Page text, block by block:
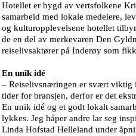
Hotellet er bygd av vertsfolkene
samarbeid med lokale medeiere,
og kulturopplevelsene hotellet
de en del av merkevaren Den
reiselivsaktører på Inderøy som
En unik idé
– Reiselivsnæringen er svært viktig
tider for bransjen, derfor er det
En unik idé og et godt lokalt
lykkes. Jeg håper andre lar seg
Linda Hofstad Helleland under